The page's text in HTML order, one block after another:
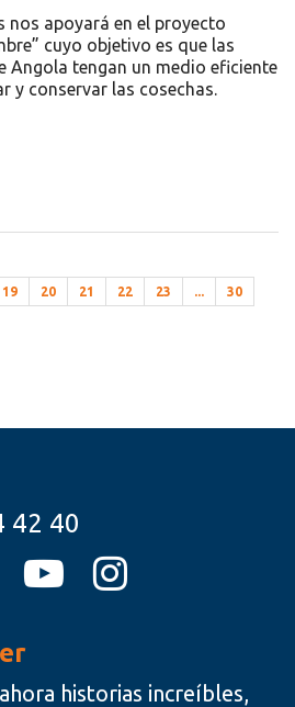
nos apoyará en el proyecto
cuyo objetivo es que las
Angola tengan un medio eficiente
y conservar las cosechas.
19 20 21 22 23 30
42 40
historias increíbles,